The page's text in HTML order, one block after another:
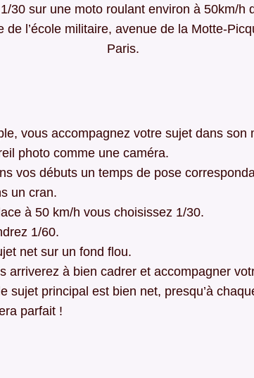
30 sur une moto roulant environ à 50km/h
de l’école militaire, avenue de la Motte-
Paris.
vous accompagnez votre sujet dans son
photo comme une caméra.
vos débuts un temps de pose
un cran.
à 50 km/h vous choisissez 1/30.
1/60.
net sur un fond flou.
arriverez à bien cadrer et accompagner
sujet principal est bien net, presqu’à
parfait !